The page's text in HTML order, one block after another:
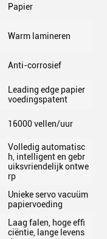
Papier
Warm lamineren
Anti-corrosief
Leading edge papier
voedingspatent
16000 vellen/uur
Volledig automatisc
h, intelligent en gebr
uiksvriendelijk ontwe
rp
Unieke servo vacuüm
papiervoeding
Laag falen, hoge effi
ciëntie, lange levens